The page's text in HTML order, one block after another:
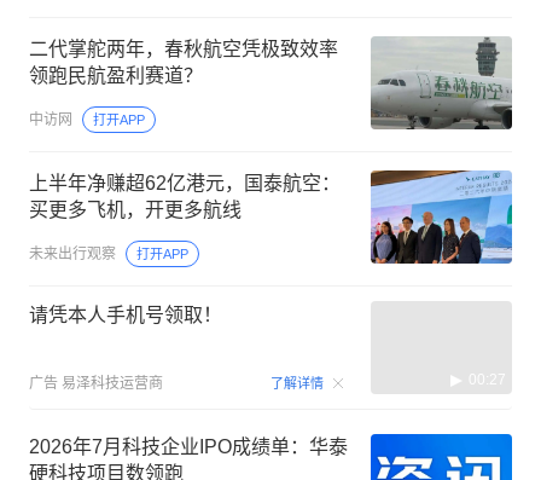
二代掌舵两年，春秋航空凭极致效率
领跑民航盈利赛道？
中访网 打开APP
上半年净赚超62亿港元，国泰航空：
买更多飞机，开更多航线
未来出行观察 打开APP
请凭本人手机号领取！
广告 易泽科技运营商 了解详情 00:27
2026年7月科技企业IPO成绩单：华泰
硬科技项目数领跑